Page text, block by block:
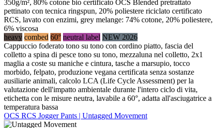
350g/m², 80% cotone bio certificato OCS Blended pretrattato
pettinato con tecnica ringspun, 20% poliestere riciclato certificato
RCS, lavato con enzimi, grey melange: 74% cotone, 20% poliestere,
6% viscosa
heavy combed 60° neutral label NEW 2026
Cappuccio foderato tono su tono con cordino piatto, fascia del
colletto a spina di pesce tono su tono, mezzaluna nel colletto, 2x1
maglia a coste su maniche e cintura, tasche a marsupio, tocco
morbido, felpato, produzione vegana certificata senza sostanze
ausiliarie animali, calcolo LCA (Life Cycle Assessment) per la
valutazione dell'impatto ambientale durante l'intero ciclo di vita,
etichetta con le misure neutra, lavabile a 60°, adatta all'asciugatrice a
temperatura bassa
OCS RCS Jogger Pants | Untagged Movement